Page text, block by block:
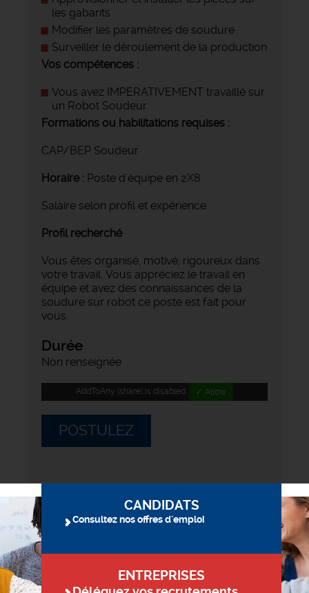
les gabarits
Modifier les paramètres de soudure
Surveiller le déroulement de la production
Vos compétences :
Vous avez IMPERATIVEMENT travaillé sur
un Robot Soudeur
Formations ou habilitations requises :
CAP/BEP Soudeur
Horaire : Poste d'équipe en 2X8
Salaire selon profil et expérience
Profil recherché
Vous êtes organisé, motivé, rigoureux dans
votre travail. Vous appréciez le travail en
équipe et avez des connaissances de la
soudure sur robot ce poste est fait pour
vous.
Durée
Non renseignée
AddToAny (share) is disabled. ✓ Allow
POSTULEZ
CANDIDATS
Consultez nos offres d'emploi
ENTREPRISES